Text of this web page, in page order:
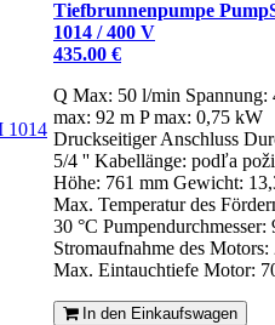
Tiefbrunnenpumpe
1014 / 400 V
435.00 €
Q Max: 50 l/min
max: 92 m P max: 0,75 kW
Druckseitiger Anschluss
5/4 '' Kabellänge: podľa
Höhe: 761 mm Gewicht:
Max. Temperatur des
30 °C Pumpendurchmesser:
Stromaufnahme des Motors:
Max. Eintauchtiefe Motor:
In den Einkaufswagen